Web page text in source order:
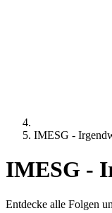
IMESG -
IMESG -
Entdecke alle Folgen